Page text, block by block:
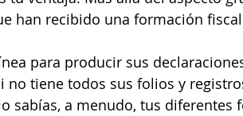
han recibido una formación
para producir sus
no tiene todos sus folios y
sabías, a menudo, tus diferentes